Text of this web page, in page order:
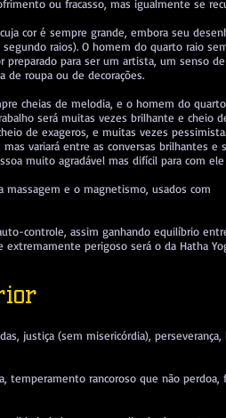
ou fracasso, mas igualmente se
cor é sempre grande, embora seu
raios). O homem do quarto raio
para ser um artista, um senso
de roupa ou de decorações.
cheias de melodia, e o homem do
será muitas vezes brilhante e cheio
de exageros, e muitas vezes
variará entre as conversas brilhantes e
muito agradável mas difícil para com
e o magnetismo, usados com
controle, assim ganhando equilíbrio
perigoso será o da Hatha
justiça (sem misericórdia), perseverança,
temperamento rancoroso que não perdoa,